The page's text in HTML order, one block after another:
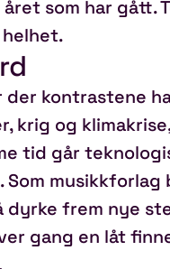
som har gått.
helhet.
kontrastene
krig og
tid går
Som
frem nye
gang en låt